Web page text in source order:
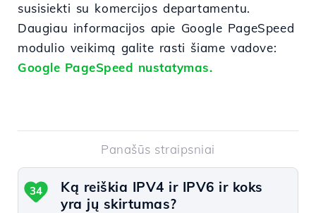
susisiekti su komercijos departamentu.
Daugiau informacijos apie Google PageSpeed
modulio veikimą galite rasti šiame vadove:
Google PageSpeed nustatymas.
Panašūs straipsniai
Ką reiškia IPV4 ir IPV6 ir koks
yra jų skirtumas?
34